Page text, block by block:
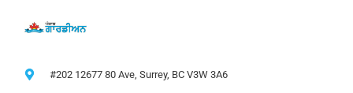
#202 12677 80 Ave, Surrey, BC V3W 3A6